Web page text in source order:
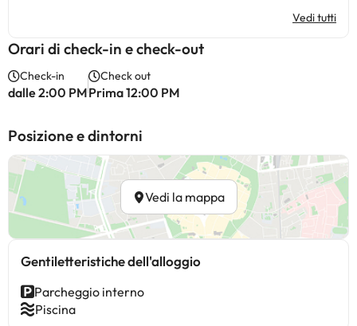
Vedi tutti
Orari di check-in e check-out
Check-in
dalle 2:00 PM
Check out
Prima 12:00 PM
Posizione e dintorni
Vedi la mappa
Gentiletteristiche dell'alloggio
Parcheggio interno
Piscina